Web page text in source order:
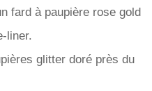
fard à paupière rose gold
liner.
glitter doré près du